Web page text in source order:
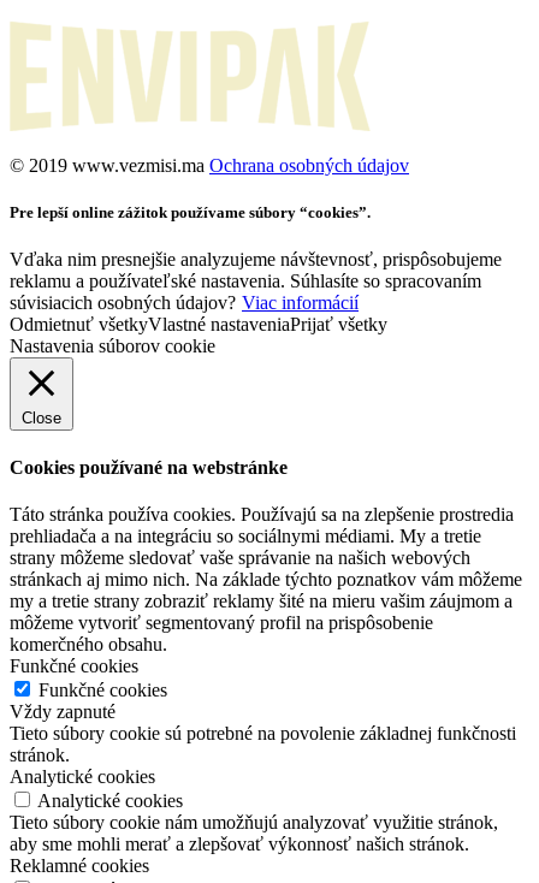
©️ 2019 www.vezmisi.ma Ochrana osobných údajov
Pre lepší online zážitok používame súbory “cookies”.
Vďaka nim presnejšie analyzujeme návštevnosť, prispôsobujeme
reklamu a používateľské nastavenia. Súhlasíte so spracovaním
súvisiacich osobných údajov? Viac informácií
Odmietnuť všetkyVlastné nastaveniaPrijať všetky
Nastavenia súborov cookie
Close
Cookies používané na webstránke
Táto stránka používa cookies. Používajú sa na zlepšenie prostredia
prehliadača a na integráciu so sociálnymi médiami. My a tretie
strany môžeme sledovať vaše správanie na našich webových
stránkach aj mimo nich. Na základe týchto poznatkov vám môžeme
my a tretie strany zobraziť reklamy šité na mieru vašim záujmom a
môžeme vytvoriť segmentovaný profil na prispôsobenie
komerčného obsahu.
Funkčné cookies
Funkčné cookies
Vždy zapnuté
Tieto súbory cookie sú potrebné na povolenie základnej funkčnosti
stránok.
Analytické cookies
Analytické cookies
Tieto súbory cookie nám umožňujú analyzovať využitie stránok,
aby sme mohli merať a zlepšovať výkonnosť našich stránok.
Reklamné cookies